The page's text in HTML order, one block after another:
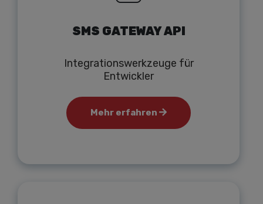
SMS GATEWAY API
Integrationswerkzeuge für
Entwickler
Mehr erfahren